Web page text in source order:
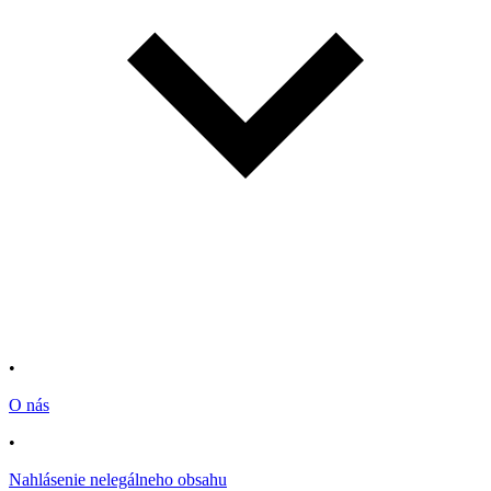
•
O nás
•
Nahlásenie nelegálneho obsahu